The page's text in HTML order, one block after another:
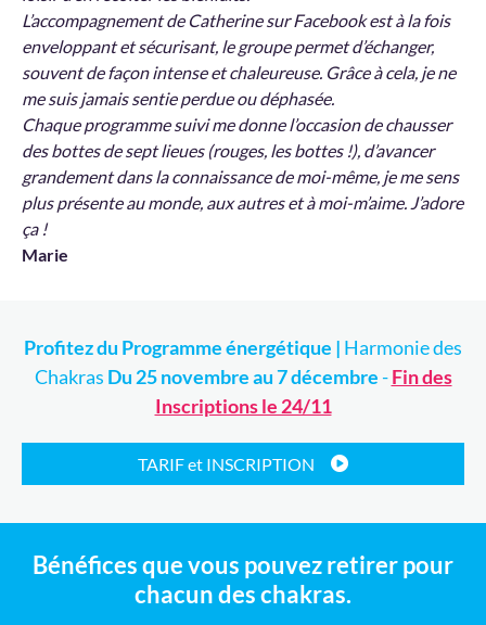
L’accompagnement de Catherine sur Facebook est à la fois
enveloppant et sécurisant, le groupe permet d’échanger,
souvent de façon intense et chaleureuse. Grâce à cela, je ne
me suis jamais sentie perdue ou déphasée.
Chaque programme suivi me donne l’occasion de chausser
des bottes de sept lieues (rouges, les bottes !), d’avancer
grandement dans la connaissance de moi-même, je me sens
plus présente au monde, aux autres et à moi-m’aime. J’adore
ça !
Marie
Profitez du Programme énergétique | Harmonie des
Chakras Du 25 novembre au 7 décembre-Fin des
Inscriptions le 24/11
TARIF et INSCRIPTION
Bénéfices que vous pouvez retirer pour
chacun des chakras.